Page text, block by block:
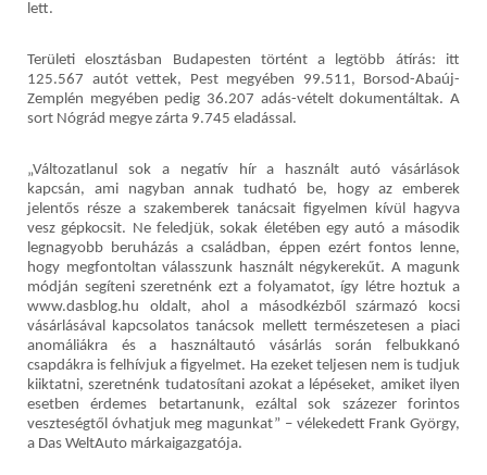
lett.
Területi elosztásban Budapesten történt a legtöbb átírás: itt
125.567 autót vettek, Pest megyében 99.511, Borsod-Abaúj-
Zemplén megyében pedig 36.207 adás-vételt dokumentáltak. A
sort Nógrád megye zárta 9.745 eladással.
„Változatlanul sok a negatív hír a használt autó vásárlások
kapcsán, ami nagyban annak tudható be, hogy az emberek
jelentős része a szakemberek tanácsait figyelmen kívül hagyva
vesz gépkocsit. Ne feledjük, sokak életében egy autó a második
legnagyobb beruházás a családban, éppen ezért fontos lenne,
hogy megfontoltan válasszunk használt négykerekűt. A magunk
módján segíteni szeretnénk ezt a folyamatot, így létre hoztuk a
www.dasblog.hu oldalt, ahol a másodkézből származó kocsi
vásárlásával kapcsolatos tanácsok mellett természetesen a piaci
anomáliákra és a használtautó vásárlás során felbukkanó
csapdákra is felhívjuk a figyelmet. Ha ezeket teljesen nem is tudjuk
kiiktatni, szeretnénk tudatosítani azokat a lépéseket, amiket ilyen
esetben érdemes betartanunk, ezáltal sok százezer forintos
veszteségtől óvhatjuk meg magunkat” – vélekedett Frank György,
a Das WeltAuto márkaigazgatója.